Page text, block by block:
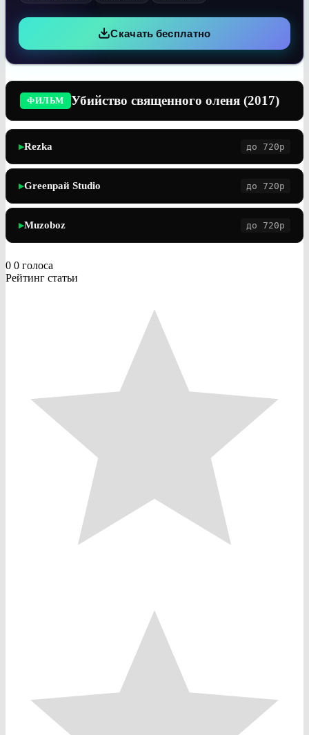
Скачать бесплатно
ФИЛЬМ Убийство священного оленя (2017)
▶Rezka до 720p
▶Greenрай Studio до 720p
▶Muzoboz до 720p
0 0 голоса
Рейтинг статьи